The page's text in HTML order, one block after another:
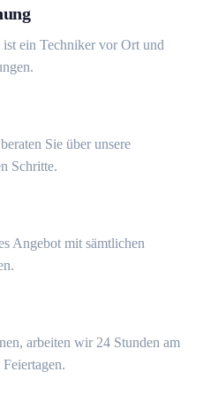
ein Techniker vor Ort und
Sie über unsere
Schritte.
Angebot mit sämtlichen
arbeiten wir 24 Stunden am